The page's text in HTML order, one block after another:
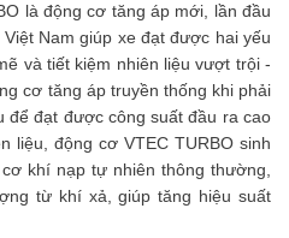
là động cơ tăng áp mới, lần đầu
Nam giúp xe đạt được hai yếu
và tiết kiệm nhiên liệu vượt trội -
cơ tăng áp truyền thống khi phải
để đạt được công suất đầu ra cao
liệu, động cơ VTEC TURBO sinh
khí nạp tự nhiên thông thường,
từ khí xả, giúp tăng hiệu suất